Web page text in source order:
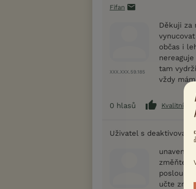
Fifan
XXX.XXX.59.185
Děkuji za
občas i
tam
vždy
0 hlasů Kvalitní
Uživatel s
unavený
změňte
učte